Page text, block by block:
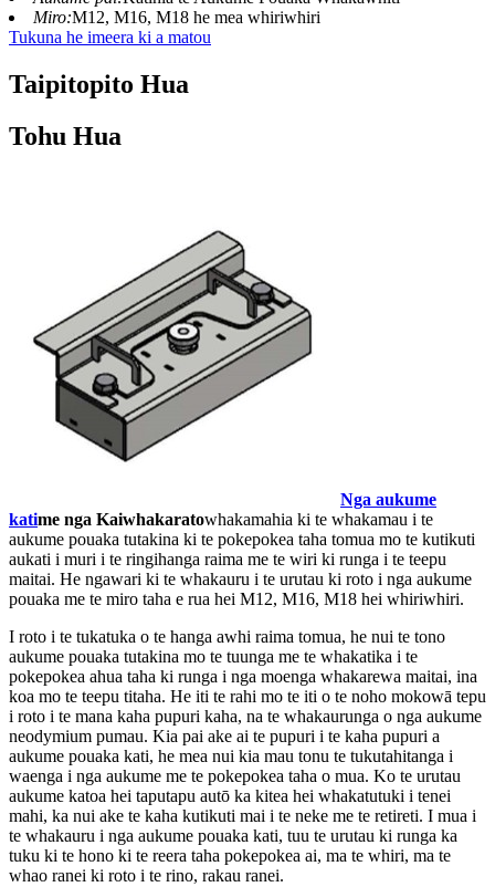
Miro:M12, M16, M18 he mea whiriwhiri
Tukuna he imeera ki a matou
Taipitopito Hua
Tohu Hua
Nga aukume
katime nga Kaiwhakaratowhakamahia ki te whakamau i te
aukume pouaka tutakina ki te pokepokea taha tomua mo te kutikuti
aukati i muri i te ringihanga raima me te wiri ki runga i te teepu
maitai. He ngawari ki te whakauru i te urutau ki roto i nga aukume
pouaka me te miro taha e rua hei M12, M16, M18 hei whiriwhiri.
I roto i te tukatuka o te hanga awhi raima tomua, he nui te tono
aukume pouaka tutakina mo te tuunga me te whakatika i te
pokepokea ahua taha ki runga i nga moenga whakarewa maitai, ina
koa mo te teepu titaha. He iti te rahi mo te iti o te noho mokowā tepu
i roto i te mana kaha pupuri kaha, na te whakaurunga o nga aukume
neodymium pumau. Kia pai ake ai te pupuri i te kaha pupuri a
aukume pouaka kati, he mea nui kia mau tonu te tukutahitanga i
waenga i nga aukume me te pokepokea taha o mua. Ko te urutau
aukume katoa hei taputapu autō ka kitea hei whakatutuki i tenei
mahi, ka nui ake te kaha kutikuti mai i te neke me te retireti. I mua i
te whakauru i nga aukume pouaka kati, tuu te urutau ki runga ka
tuku ki te hono ki te reera taha pokepokea ai, ma te whiri, ma te
whao ranei ki roto i te rino, rakau ranei.